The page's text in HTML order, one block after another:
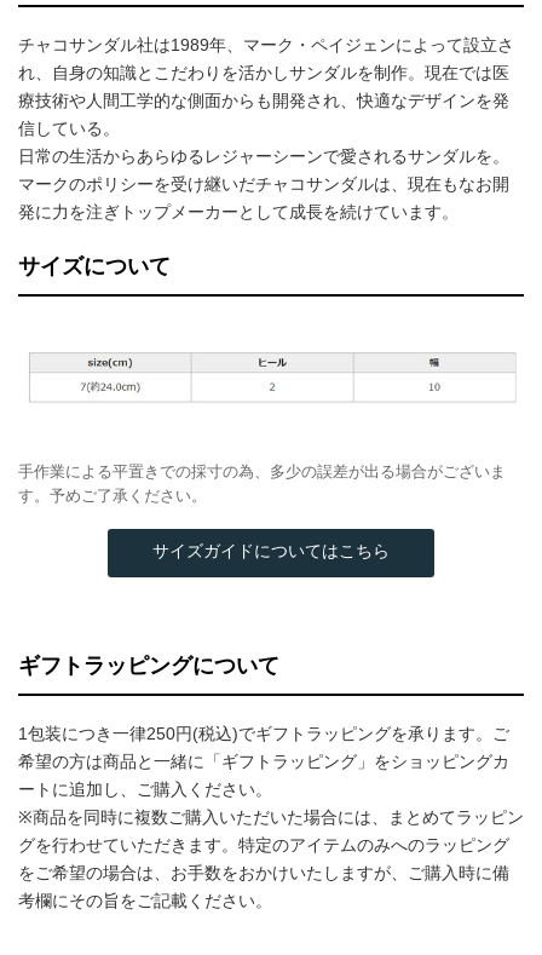
チャコサンダル社は1989年、マーク・ペイジェンによって設立さ
れ、自身の知識とこだわりを活かしサンダルを制作。現在では医
療技術や人間工学的な側面からも開発され、快適なデザインを発
信している。
日常の生活からあらゆるレジャーシーンで愛されるサンダルを。
マークのポリシーを受け継いだチャコサンダルは、現在もなお開
発に力を注ぎトップメーカーとして成長を続けています。
サイズについて
手作業による平置きでの採寸の為、多少の誤差が出る場合がございま
す。予めご了承ください。
サイズガイドについてはこちら
ギフトラッピングについて
1包装につき一律250円(税込)でギフトラッピングを承ります。ご
希望の方は商品と一緒に「ギフトラッピング」をショッピングカ
ートに追加し、ご購入ください。
※商品を同時に複数ご購入いただいた場合には、まとめてラッピン
グを行わせていただきます。特定のアイテムのみへのラッピング
をご希望の場合は、お手数をおかけいたしますが、ご購入時に備
考欄にその旨をご記載ください。